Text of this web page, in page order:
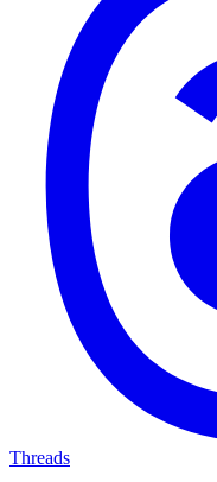
Threads